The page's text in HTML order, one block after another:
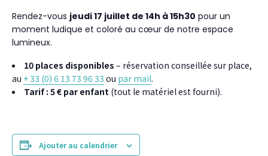
Rendez-vous jeudi 17 juillet de 14h à 15h30 pour un
moment ludique et coloré au cœur de notre espace
lumineux.
10 places disponibles – réservation conseillée sur place,
au + 33 (0) 6 13 73 96 33 ou par mail.
Tarif : 5 € par enfant (tout le matériel est fourni).
Ajouter au calendrier